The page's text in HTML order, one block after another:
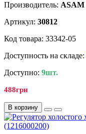
Производитель: ASAM
Артикул: 30812
Код товара: 33342-05
Доступность на складе:
Доступно: 9шт.
488грн
В корзину